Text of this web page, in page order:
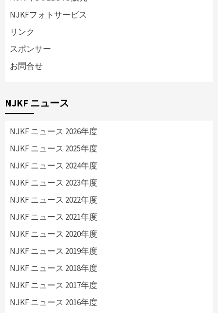
NJKFフォトサービス
リンク
スポンサー
お問合せ
NJKF ニュース
NJKF ニュース 2026年度
NJKF ニュース 2025年度
NJKF ニュース 2024年度
NJKF ニュース 2023年度
NJKF ニュース 2022年度
NJKF ニュース 2021年度
NJKF ニュース 2020年度
NJKF ニュース 2019年度
NJKF ニュース 2018年度
NJKF ニュース 2017年度
NJKF ニュース 2016年度